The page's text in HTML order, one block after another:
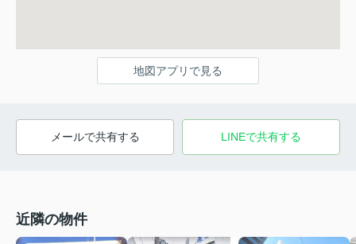
地図アプリで見る
メールで共有する LINEで共有する
近隣の物件